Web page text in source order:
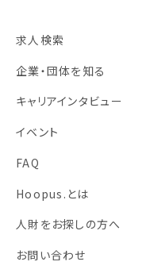
求人検索
企業・団体を知る
キャリアインタビュー
イベント
FAQ
Hoopus.とは
人財をお探しの方へ
お問い合わせ